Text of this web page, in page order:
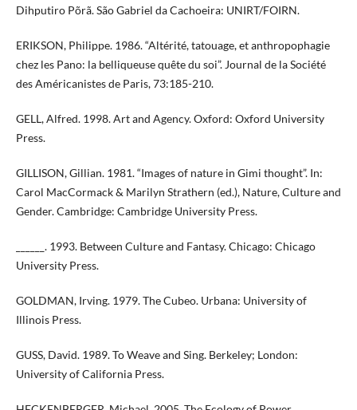
Dihputiro Põrã. São Gabriel da Cachoeira: UNIRT/FOIRN.
ERIKSON, Philippe. 1986. “Altérité, tatouage, et anthropophagie
chez les Pano: la belliqueuse quête du soi”. Journal de la Société
des Américanistes de Paris, 73:185-210.
GELL, Alfred. 1998. Art and Agency. Oxford: Oxford University
Press.
GILLISON, Gillian. 1981. “Images of nature in Gimi thought”. In:
Carol MacCormack & Marilyn Strathern (ed.), Nature, Culture and
Gender. Cambridge: Cambridge University Press.
______. 1993. Between Culture and Fantasy. Chicago: Chicago
University Press.
GOLDMAN, Irving. 1979. The Cubeo. Urbana: University of
Illinois Press.
GUSS, David. 1989. To Weave and Sing. Berkeley; London:
University of California Press.